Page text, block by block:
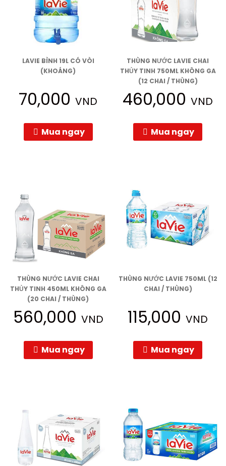
LAVIE BÌNH 19L CÓ VÒI
(KHOÁNG)
70,000VND
Mua ngay
THÙNG NƯỚC LAVIE CHAI
THỦY TINH 750ML KHÔNG GA
(12 CHAI / THÙNG)
460,000VND
Mua ngay
THÙNG NƯỚC LAVIE CHAI
THỦY TINH 450ML KHÔNG GA
(20 CHAI / THÙNG)
560,000 VND
Mua ngay
THÙNG NƯỚC LAVIE 750ML (12
CHAI / THÙNG)
115,000VND
Mua ngay